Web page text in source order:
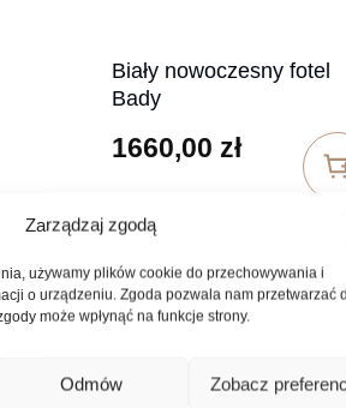
Zarządzaj zgodą
używamy plików cookie do przechowywania i
o urządzeniu. Zgoda pozwala nam przetwarzać
może wpłynąć na funkcje strony.
Odmów Zobacz
Biały nowoczesny fotel
Bady
1660,00 zł